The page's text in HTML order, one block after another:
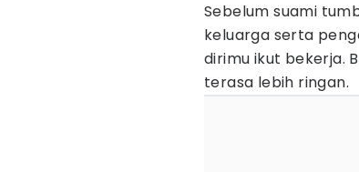
Sebelum suami
keluarga serta
dirimu ikut bekerja.
terasa lebih ringan.